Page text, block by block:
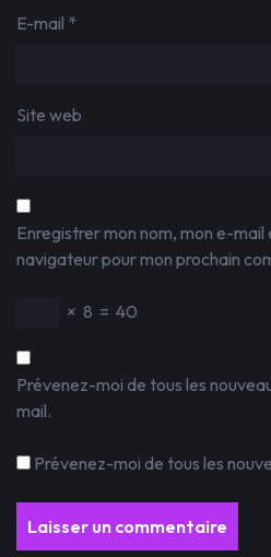
E-mail *
Site web
Enregistrer mon nom, mon e-mail
navigateur pour mon prochain
× 8 = 40
Prévenez-moi de tous les
mail.
Prévenez-moi de tous les